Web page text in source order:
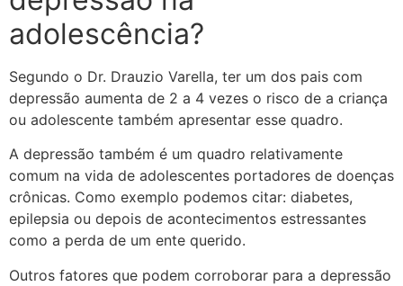
adolescência?
Segundo o Dr. Drauzio Varella, ter um dos pais com
depressão aumenta de 2 a 4 vezes o risco de a criança
ou adolescente também apresentar esse quadro.
A depressão também é um quadro relativamente
comum na vida de adolescentes portadores de doenças
crônicas. Como exemplo podemos citar: diabetes,
epilepsia ou depois de acontecimentos estressantes
como a perda de um ente querido.
Outros fatores que podem corroborar para a depressão